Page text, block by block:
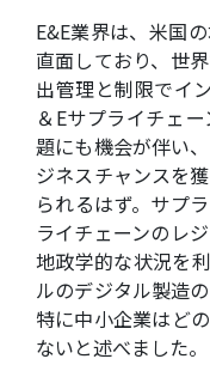
E&E業界は、米国
直面しており、世
出管理と制限でイ
＆Eサプライチェ
題にも機会が伴い
ジネスチャンスを
られるはず。サプ
ライチェーンのレ
地政学的な状況を
ルのデジタル製造
特に中小企業はど
ないと述べました。